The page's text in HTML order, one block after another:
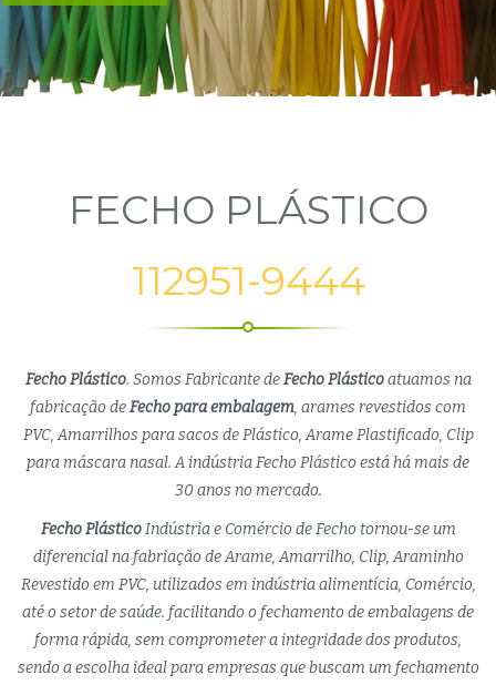
FECHO PLÁSTICO
112951-9444
Fecho Plástico. Somos Fabricante deFecho Plásticoatuamos na
fabricação deFecho para embalagem, arames revestidos com
PVC, Amarrilhos para sacos de Plástico, Arame Plastificado, Clip
para máscara nasal. A indústria Fecho Plástico está há mais de
30 anos no mercado.
Fecho PlásticoIndústria e Comércio de Fecho tornou-se um
diferencial na fabriação de Arame, Amarrilho, Clip, Araminho
Revestido em PVC, utilizados em indústria alimentícia, Comércio,
até o setor de saúde. facilitando o fechamento de embalagens de
forma rápida, sem comprometer a integridade dos produtos,
sendo a escolha ideal para empresas que buscam um fechamento